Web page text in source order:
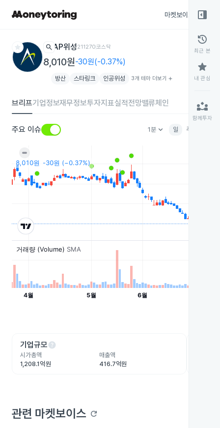
마켓보이스
star search AP위성211270코스닥
8,010원-30원(-0.37%)
방산 스타링크 인공위성 3개 테마 더보기 add
브리프기업정보재무정보투자지표실적전망밸류체인
주요 이슈 1분keyboard_arrow_down 일 주
기업규모help
시가총액
1,208.1억원
매출액
416.7억원
관련 마켓보이스 refresh
right_panel_open
history
최근 본
star
내 관심
partner_exchange
함께투자